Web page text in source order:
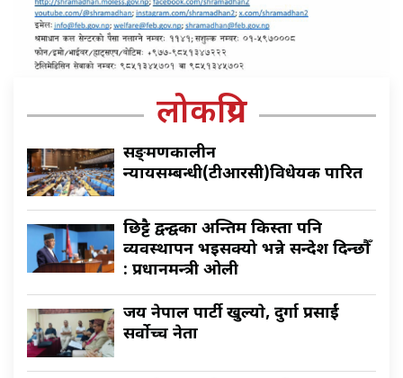
लोकप्रिय
सङ्क्रमणकालीन
न्यायसम्बन्धी(टीआरसी)विधेयक पारित
छिट्टै द्वन्द्वका अन्तिम किस्ता पनि
व्यवस्थापन भइसक्यो भन्ने सन्देश दिन्छौँ
: प्रधानमन्त्री ओली
जय नेपाल पार्टी खुल्याे, दुर्गा प्रसाईं
सर्वाेच्च नेता